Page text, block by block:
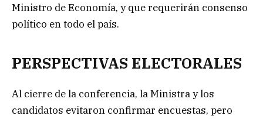
Ministro de Economía, y que requerirán consenso
político en todo el país.
PERSPECTIVAS ELECTORALES
Al cierre de la conferencia, la Ministra y los
candidatos evitaron confirmar encuestas, pero